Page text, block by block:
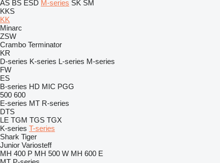
AS BS ESD M-series SK SM
KKS
KK
Minarc
ZSW
Crambo Terminator
KR
D-series K-series L-series M-series
FW
ES
B-series HD MIC PGG
500 600
E-series MT R-series
DTS
LE TGM TGS TGX
K-series T-series
Shark Tiger
Junior Variosteff
MH 400 P MH 500 W MH 600 E